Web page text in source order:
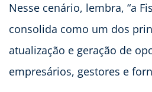
Nesse cenário, lembra, “a
consolida como um dos
atualização e geração de
empresários, gestores e